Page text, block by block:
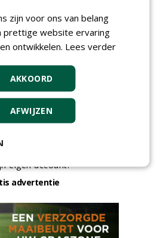
Groene Banen
eigen account.
advertentie
zijn voor ons van belang
prettige website ervaring
ontwikkelen. Lees verder
AKKOORD
AFWIJZEN